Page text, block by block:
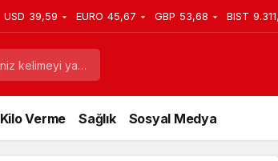
USD 39,59 EURO 45,67 GBP 53,68 BIST
Kilo Verme Sağlık Sosyal Medya